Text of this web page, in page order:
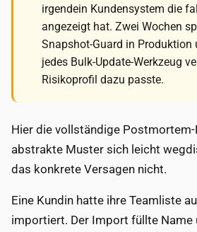
irgendein Kundensystem die
angezeigt hat. Zwei Wochen
Snapshot-Guard in Produktion
jedes Bulk-Update-Werkzeug
Risikoprofil dazu passte.
Hier die vollständige Postmortem-
abstrakte Muster sich leicht
das konkrete Versagen nicht.
Eine Kundin hatte ihre Teamliste
importiert. Der Import füllte Name